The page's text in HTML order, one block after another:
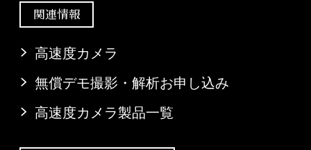
関連情報
高速度カメラ
無償デモ撮影・解析お申し込み
高速度カメラ製品一覧